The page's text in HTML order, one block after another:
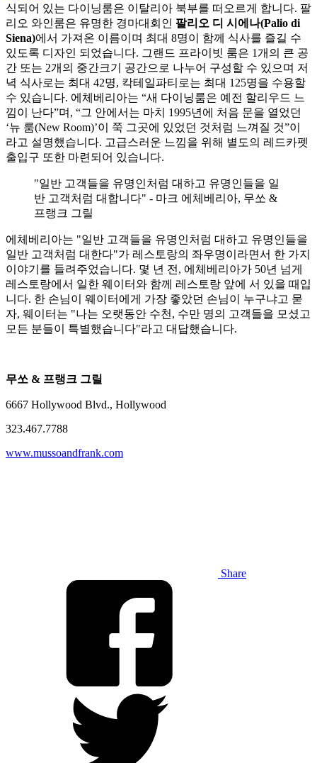
식되어 있는 다이닝룸은 이탈리아 북부를 떠오르게 합니다. 팔
리오 와인룸은 유명한 경마대회인 팔리오 디 시에나(Palio di
Siena)에서 가져온 이름이며 최대 8명이 함께 식사를 즐길 수
있도록 디자인 되었습니다. 그랜드 프라이빗 룸은 1개의 큰 공
간 또는 2개의 중간크기 공간으로 나누어 구성할 수 있으며 저
녁 식사로는 최대 42명, 칵테일파티로는 최대 125명을 수용할
수 있습니다. 에체베리아는 “새 다이닝룸은 예전 할리우드 느
낌이 난다”며, “그 안에서는 마치 1995년에 처음 문을 열었던
‘뉴 룸(New Room)’이 쭉 그곳에 있었던 것처럼 느껴질 것”이
라고 설명했습니다. 고급스러운 느낌을 위해 별도의 레드카펫
출입구 또한 마련되어 있습니다.
"일반 고객들을 유명인처럼 대하고 유명인들을 일
반 고객처럼 대합니다" - 마크 에체베리아, 무쏘 &
프랭크 그릴
에체베리아는 "일반 고객들을 유명인처럼 대하고 유명인들을
일반 고객처럼 대한다"가 레스토랑의 좌우명이라면서 한 가지
이야기를 들려주었습니다. 몇 년 전, 에체베리아가 50년 넘게
레스토랑에서 일한 웨이터와 함께 레스토랑 앞에 서 있을 때입
니다. 한 손님이 웨이터에게 가장 좋았던 손님이 누구냐고 묻
자, 웨이터는 "나는 오랫동안 수천, 수만 명의 고객들을 모셨고
모든 분들이 특별했습니다"라고 대답했습니다.
무쏘 & 프랭크 그릴
6667 Hollywood Blvd., Hollywood
323.467.7788
www.mussoandfrank.com
Share